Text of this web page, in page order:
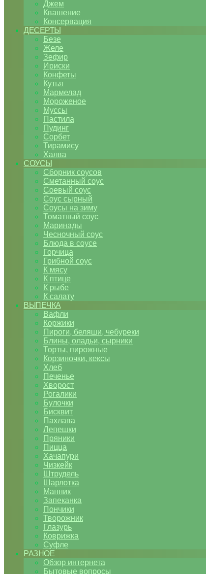
Джем
Квашение
Консервация
ДЕСЕРТЫ
Безе
Желе
Зефир
Ириски
Конфеты
Кутья
Мармелад
Мороженое
Муссы
Пастила
Пудинг
Сорбет
Тирамису
Халва
СОУСЫ
Сборник соусов
Сметанный соус
Соевый соус
Соус сырный
Соусы на зиму
Томатный соус
Маринады
Чесночный соус
Блюда в соусе
Горчица
Грибной соус
К мясу
К птице
К рыбе
К салату
ВЫПЕЧКА
Вафли
Коржики
Пироги, беляши, чебуреки
Блины, оладьи, сырники
Торты, пирожные
Корзиночки, кексы
Хлеб
Печенье
Хворост
Рогалики
Булочки
Бисквит
Пахлава
Лепешки
Пряники
Пицца
Хачапури
Чизкейк
Штрудель
Шарлотка
Манник
Запеканка
Пончики
Творожник
Глазурь
Коврижка
Суфле
РАЗНОЕ
Обзор интернета
Бытовые вопросы